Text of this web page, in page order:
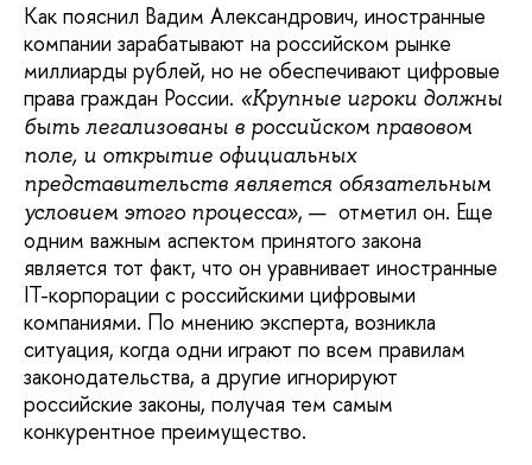
Как пояснил Вадим Александрович, иностранные
компании зарабатывают на российском рынке
миллиарды рублей, но не обеспечивают цифровые
права граждан России. «Крупные игроки должны
быть легализованы в российском правовом
поле, и открытие официальных
представительств является обязательным
условием этого процесса», — отметил он. Еще
одним важным аспектом принятого закона
является тот факт, что он уравнивает иностранные
IT-корпорации с российскими цифровыми
компаниями. По мнению эксперта, возникла
ситуация, когда одни играют по всем правилам
законодательства, а другие игнорируют
российские законы, получая тем самым
конкурентное преимущество.